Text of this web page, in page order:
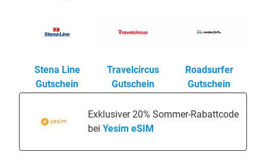
Stena Line
Gutschein
Travelcircus
Gutschein
Roadsurfer
Gutschein
Exklusiver 20% Sommer-Rabattcode
bei Yesim eSIM